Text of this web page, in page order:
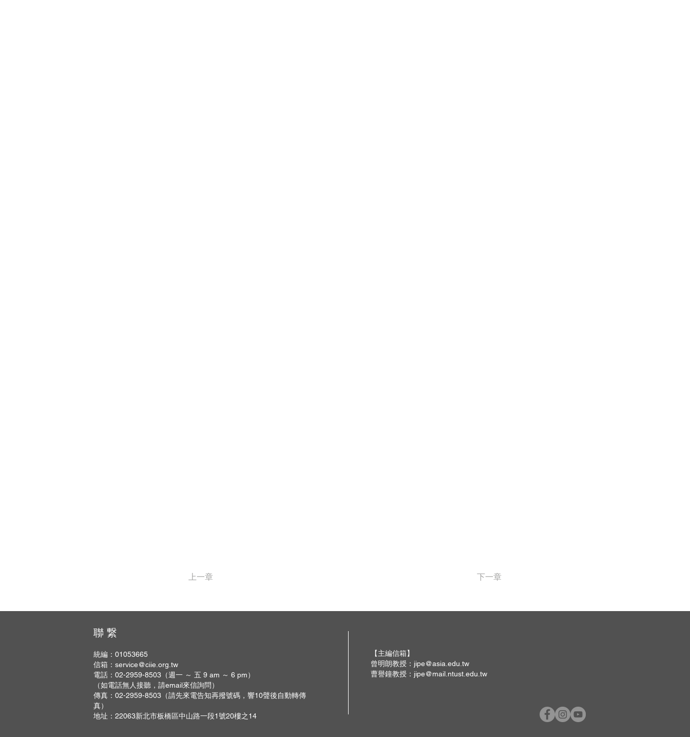
上一章 下一章
聯 繋
統編：01053665
信箱： service@ciie.org.tw
電話：02-2959-8503（週一 ～ 五 9 am ～ 6 pm）
（如電話無人接聽，請email來信詢問）
傳真：02-2959-8503（請先來電告知再撥號碼，響10聲後自動轉傳
真）
地址：22063新北市板橋區中山路一段1號20樓之14
【主編信箱】
曾明朗教授： jipe@asia.edu.tw
曹譽鐘教授： jipe@mail.ntust.edu.tw